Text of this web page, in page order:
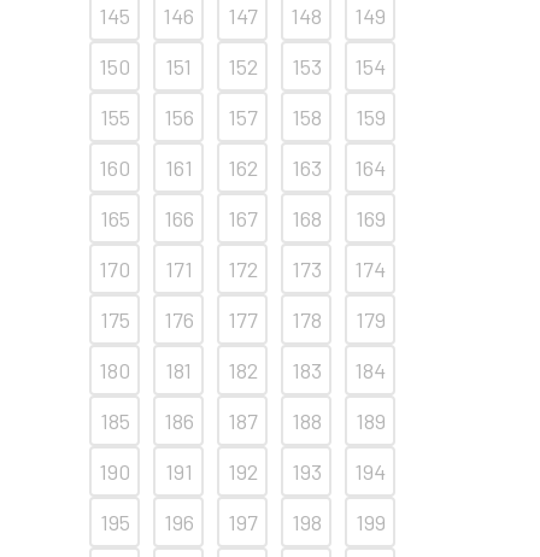
145
146 147 148
149
150
151 152 153
154
155
156 157 158
159
160
161 162 163
164
165
166 167 168
169
170
171 172 173
174
175
176 177 178
179
180
181 182 183
184
185
186 187 188
189
190
191 192 193
194
195
196 197 198
199